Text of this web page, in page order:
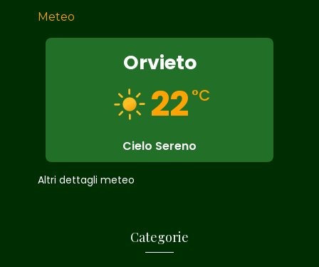
Meteo
Orvieto
22 °C
Cielo Sereno
Altri dettagli meteo
Categorie